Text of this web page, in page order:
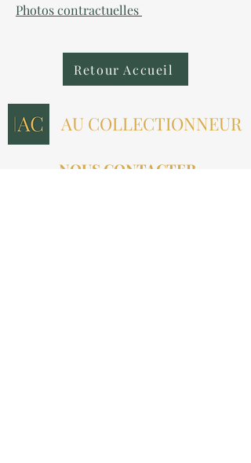
Photos contractuelles
Retour Accueil
AU COLLECTIONNEUR
NOUS CONTACTER